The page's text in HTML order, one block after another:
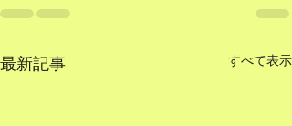
最新記事 すべて表示